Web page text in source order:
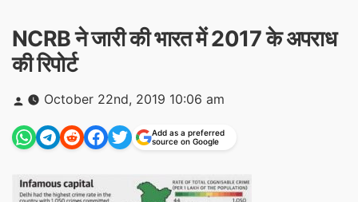
NCRB ने जारी की भारत में 2017 के अपराध
की रिपोर्ट
Posted
by
October 22nd, 2019 10:06 am
Add as a preferred
source on Google